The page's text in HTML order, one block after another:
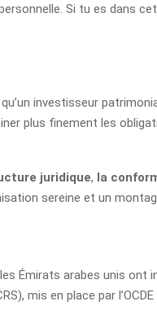
Si tu es dans
investisseur
plus finement les
juridique, la
sereine et un
Émirats arabes unis ont
mis en place par